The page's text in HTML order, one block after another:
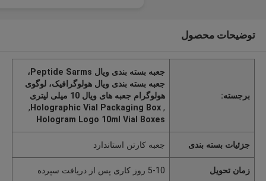
توضیحات محصول
برجسته:
جعبه بسته بندی ویال Peptide Sarms،
جعبه بسته بندی ویال هولوگرافیک، لوگوی
هولوگرام جعبه های ویال 10 میلی لیتری
,
Holographic Vial Packaging Box
,
Hologram Logo 10ml Vial Boxes
جزئیات بسته بندی جعبه کارتن استاندارد
زمان تحویل 5-10 روز کاری پس از دریافت سپرده